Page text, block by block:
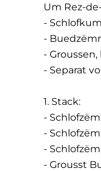
Um Rez-
-
-
-
- Separat
1. Stack:
-
-
-
- Grousst